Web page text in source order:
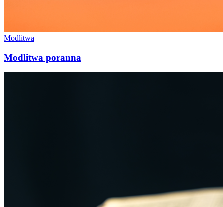
Modlitwa
Modlitwa poranna